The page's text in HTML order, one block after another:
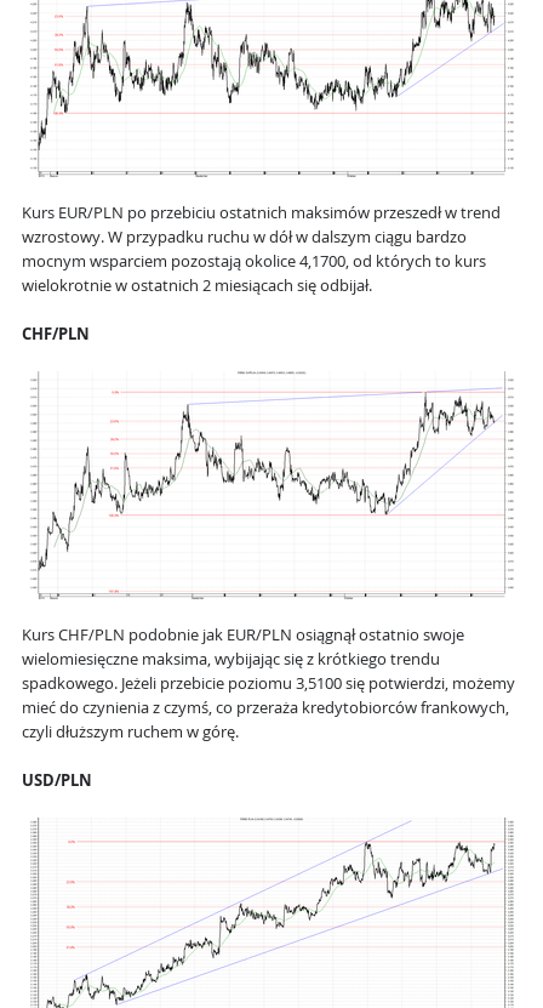
Kurs EUR/PLN po przebiciu ostatnich maksimów przeszedł w trend
wzrostowy. W przypadku ruchu w dół w dalszym ciągu bardzo
mocnym wsparciem pozostają okolice 4,1700, od których to kurs
wielokrotnie w ostatnich 2 miesiącach się odbijał.
CHF/PLN
Kurs CHF/PLN podobnie jak EUR/PLN osiągnął ostatnio swoje
wielomiesięczne maksima, wybijając się z krótkiego trendu
spadkowego. Jeżeli przebicie poziomu 3,5100 się potwierdzi, możemy
mieć do czynienia z czymś, co przeraża kredytobiorców frankowych,
czyli dłuższym ruchem w górę.
USD/PLN